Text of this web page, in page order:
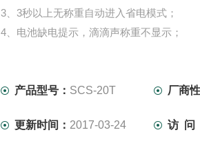
3、3秒以上无称重自动进入省电模式；
4、电池缺电提示，滴滴声称重不显示；
产品型号： SCS-20T 厂商
更新时间： 2017-03-24 访 问